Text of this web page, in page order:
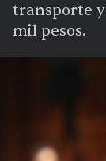
transporte
mil pesos.